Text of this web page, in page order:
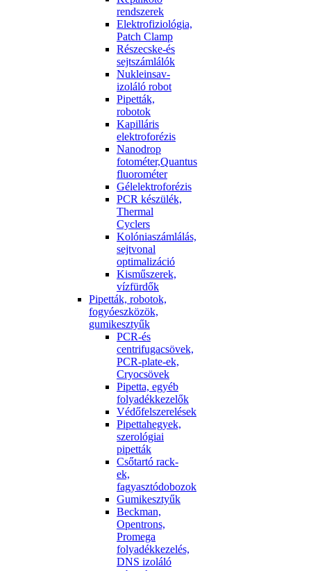
rendszerek
Elektrofiziológia,
Patch Clamp
Részecske-és
sejtszámlálók
Nukleinsav-
izoláló robot
Pipetták,
robotok
Kapilláris
elektroforézis
Nanodrop
fotométer,Quantus
fluorométer
Gélelektroforézis
PCR készülék,
Thermal
Cyclers
Kolóniaszámlálás,
sejtvonal
optimalizáció
Kisműszerek,
vízfürdők
Pipetták, robotok,
fogyóeszközök,
gumikesztyűk
PCR-és
centrifugacsövek,
PCR-plate-ek,
Cryocsövek
Pipetta, egyéb
folyadékkezelők
Védőfelszerelések
Pipettahegyek,
szerológiai
pipetták
Csőtartó rack-
ek,
fagyasztódobozok
Gumikesztyűk
Beckman,
Opentrons,
Promega
folyadékkezelés,
DNS izoláló